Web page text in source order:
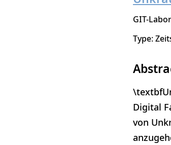
GIT-
Type:
Digital
von